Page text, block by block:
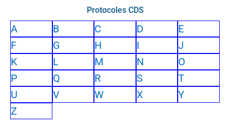
Protocoles CDS
A B C D
E
F
G H I
J
K
L M N
O
P
Q R S
T
U
V W X
Y
Z